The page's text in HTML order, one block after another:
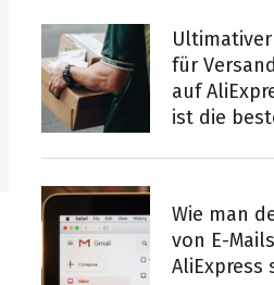
für
auf
ist die
Wie man
von E-
AliExpress